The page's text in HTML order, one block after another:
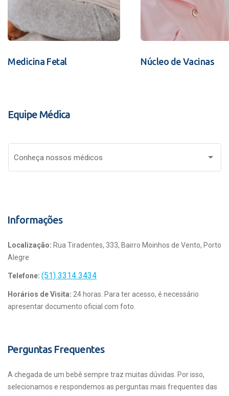
Medicina Fetal Núcleo de Vacinas
Equipe Médica
Conheça nossos médicos
Informações
Localização: Rua Tiradentes, 333, Bairro Moinhos de Vento, Porto
Alegre
Telefone: (51) 3314 3434
Horários de Visita: 24 horas. Para ter acesso, é necessário
apresentar documento oficial com foto.
Perguntas Frequentes
A chegada de um bebê sempre traz muitas dúvidas. Por isso,
selecionamos e respondemos as perguntas mais frequentes das